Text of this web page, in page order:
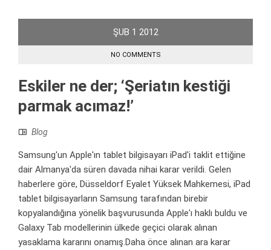
ŞUB 1 2012
NO COMMENTS
Eskiler ne der; ‘Şeriatın kestiği
parmak acımaz!’
Blog
Samsung'un Apple'ın tablet bilgisayarı iPad'i taklit ettiğine
dair Almanya'da süren davada nihai karar verildi. Gelen
haberlere göre, Düsseldorf Eyalet Yüksek Mahkemesi, iPad
tablet bilgisayarların Samsung tarafından birebir
kopyalandığına yönelik başvurusunda Apple'ı haklı buldu ve
Galaxy Tab modellerinin ülkede geçici olarak alınan
yasaklama kararını onamış.Daha önce alınan ara karar